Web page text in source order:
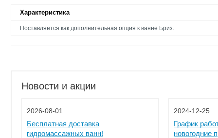
Характеристика
Поставляется как дополнительная опция к ванне Бриз.
Новости и акции
2026-08-01
Бесплатная доставка
гидромассажных ванн!
2024-12-25
График
новогодние